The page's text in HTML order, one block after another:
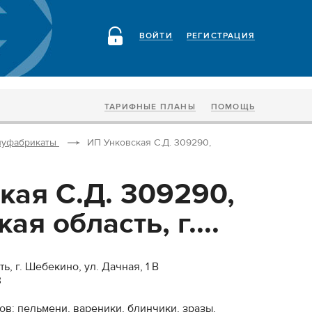
РЕГИСТРАЦИЯ
ВОЙТИ
ТАРИФНЫЕ ПЛАНЫ ПОМОЩЬ
ИП Унковская С.Д. 309290,
С.Д. 309290,
область, г....
г. Шебекино, ул. Дачная, 1 В
пельмени, вареники, блинчики, зразы,